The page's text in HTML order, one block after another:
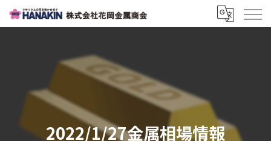
2022/1/27金属相場情報